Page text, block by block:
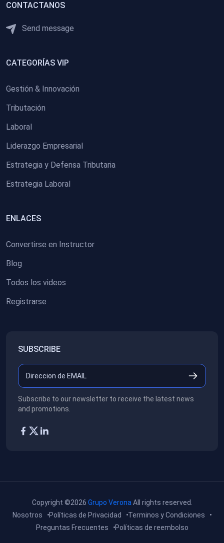
CONTACTANOS
Send message
CATEGORÍAS VIP
Gestión & Innovación
Tributación
Laboral
Liderazgo Empresarial
Estrategia y Defensa Tributaria
Estrategia Laboral
ENLACES
Convertirse en Instructor
Blog
Todos los videos
Registrarse
SUBSCRIBE
Subscribe to our newsletter to receive the latest news
and promotions.
Copyright ©2026 Grupo Verona All rights reserved.
Nosotros
Políticas de Privacidad
Terminos y Condiciones
Preguntas Frecuentes
Políticas de reembolso